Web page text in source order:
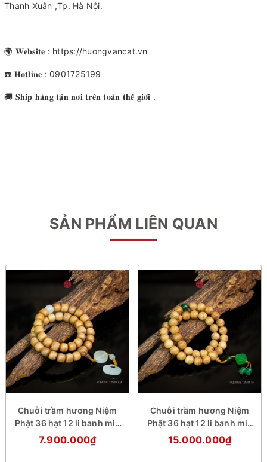
Thanh Xuân ,Tp. Hà Nội.
🌍 𝐖𝐞𝐛𝐬𝐢𝐭𝐞 : https://huongvancat.vn
☎️ 𝐇𝐨𝐭𝐥𝐢𝐧𝐞 : 0901725199
🚚 𝐒𝐡𝐢𝐩 𝐡𝐚̀𝐧𝐠 𝐭𝐚̣̂𝐧 𝐧𝐨̛𝐢 𝐭𝐫𝐞̂𝐧 𝐭𝐨𝐚̀𝐧 𝐭𝐡𝐞̂́ 𝐠𝐢𝐨̛́𝐢 .
SẢN PHẨM LIÊN QUAN
Chuỗi trầm hương Niệm
Phật 36 hạt 12 li banh mix
đá trắng
7.900.000₫
Chuỗi trầm hương Niệm
Phật 36 hạt 12 li banh mix
đá xanh
15.000.000₫